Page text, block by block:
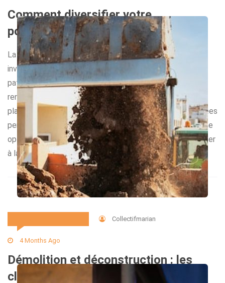
Comment diversifier votre
portefeuille avec les SCPI ?
La diversification du portefeuille attire de nombreux
investisseurs désireux d’optimiser leur stratégie
patrimoniale et de rechercher un meilleur équilibre entre
rendement et prise de risque. Les sociétés civiles de
placement immobilier (SCPI) s’imposent comme des alliées
pertinentes pour atteindre ces objectifs, surtout dans une
optique d’investissement long terme. Pourquoi s’intéresser
à la diversification grâce aux […]
Collectifmarian
4 Months Ago
Démolition et déconstruction : les
clés pour un chantier maîtrisé et